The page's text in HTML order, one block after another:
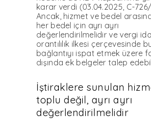
karar verdi (03.04.2025, C-
Ancak, hizmet ve bedel
her bedel için ayrı ayrı
değerlendirilmelidir ve vergi
orantılılık ilkesi çerçevesinde
bağlantı­yı ispat etmek üzere
dışında ek bel­geler talep
İştiraklere sunulan
toplu değil, ayrı ayrı
değerlendirilmelidir